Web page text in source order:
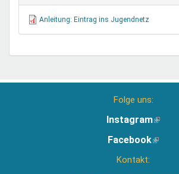
Anleitung: Eintrag ins Jugendnetz
Folge uns:
Instagram(Link
Facebook(Link
Kontakt: